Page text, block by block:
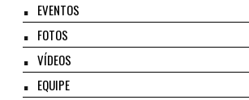
EVENTOS
FOTOS
VÍDEOS
EQUIPE